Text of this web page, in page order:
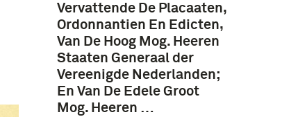
Vervattende De Placaaten,
Ordonnantien En Edicten,
Van De Hoog Mog. Heeren
Staaten Generaal der
Vereenigde Nederlanden;
En Van De Edele Groot
Mog. Heeren …